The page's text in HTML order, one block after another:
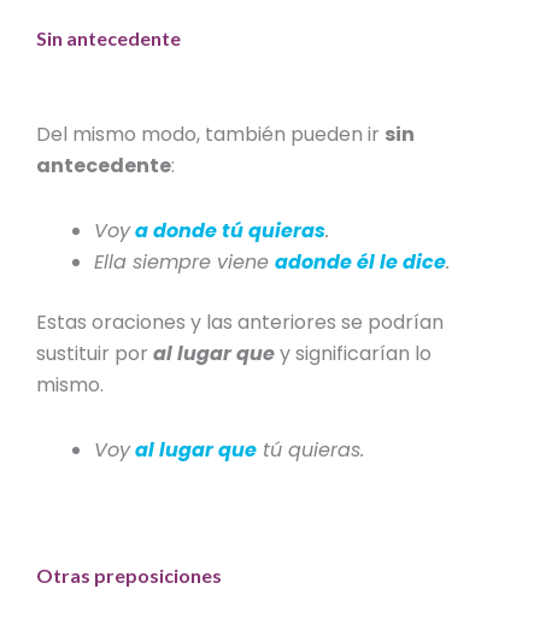
Sin antecedente
Del mismo modo, también pueden ir sin
antecedente:
Voya donde tú quieras.
Ella siempre vieneadonde él le dice.
Estas oraciones y las anteriores se podrían
sustituir poral lugar quey significarían lo
mismo.
Voyal lugar que tú quieras.
Otras preposiciones